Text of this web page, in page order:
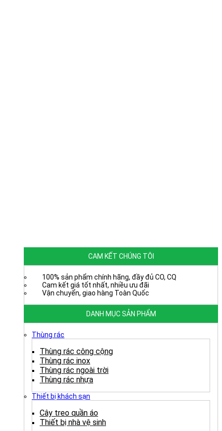
CAM KẾT CHÚNG TÔI
100% sản phẩm chính hãng, đầy đủ CO, CQ
Cam kết giá tốt nhất, nhiều ưu đãi
Vận chuyển, giao hàng Toàn Quốc
DANH MỤC SẢN PHẨM
Thùng rác
Thùng rác công cộng
Thùng rác inox
Thùng rác ngoài trời
Thùng rác nhựa
Thiết bị khách sạn
Cây treo quần áo
Thiết bị nhà vệ sinh